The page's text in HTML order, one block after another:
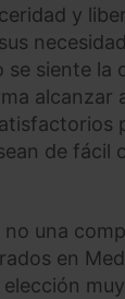
que
para la
cookies
y
se siente la
alcanzar
de fácil
una
en